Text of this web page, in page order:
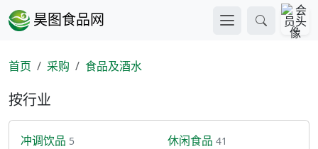
昊图食品网
首页 采购 食品及酒水
按行业
冲调饮品 5 休闲食品 41